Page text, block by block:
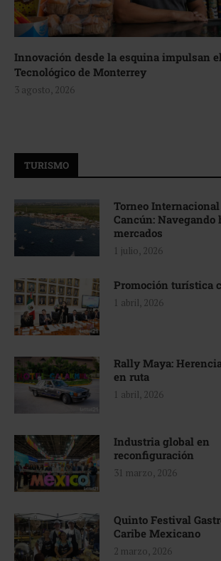
Innovación desde la esquina impulsan
Tecnológico de Monterrey
3 agosto, 2026
TURISMO
Torneo Internacional
Cancún: Navegando
mercados
1 julio, 2026
Promoción turística
1 abril, 2026
Rally Maya:
en ruta
1 abril, 2026
Industria global en
reconfiguración
31 marzo, 2026
Quinto Festival
Caribe Mexicano
2 marzo, 2026